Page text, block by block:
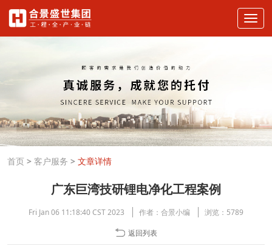
首页 > 客户服务 > 文章详情
广东巨湾技研锂电净化工程案例
Fri Jan 06 11:18:40 CST 2023 作者： 合景小编 浏览： 5789
返回列表